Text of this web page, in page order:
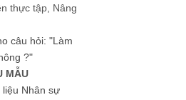
thực tập, Nâng
câu hỏi: "Làm
?"
MẪU
liệu Nhân sự